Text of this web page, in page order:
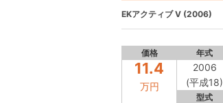
EKアクティブV (2006)
価格 年式
11.4
万円
2006
(平成18)
型式